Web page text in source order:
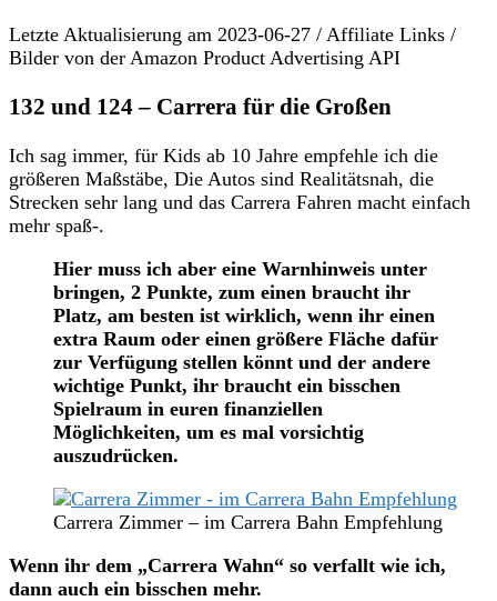
Letzte Aktualisierung am 2023-06-27 / Affiliate Links /
Bilder von der Amazon Product Advertising API
132 und 124 – Carrera für die Großen
Ich sag immer, für Kids ab 10 Jahre empfehle ich die
größeren Maßstäbe, Die Autos sind Realitätsnah, die
Strecken sehr lang und das Carrera Fahren macht einfach
mehr spaß-.
Hier muss ich aber eine Warnhinweis unter
bringen, 2 Punkte, zum einen braucht ihr
Platz, am besten ist wirklich, wenn ihr einen
extra Raum oder einen größere Fläche dafür
zur Verfügung stellen könnt und der andere
wichtige Punkt, ihr braucht ein bisschen
Spielraum in euren finanziellen
Möglichkeiten, um es mal vorsichtig
auszudrücken.
Carrera Zimmer – im Carrera Bahn Empfehlung
Wenn ihr dem „Carrera Wahn“ so verfallt wie ich,
dann auch ein bisschen mehr.